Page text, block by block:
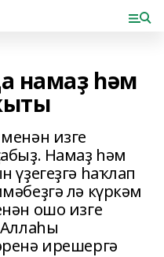
намаҙ һәм
изге
Намаҙ һәм
үҙегеҙгә һаҡлап
лә күркәм
ошо изге
ирешергә